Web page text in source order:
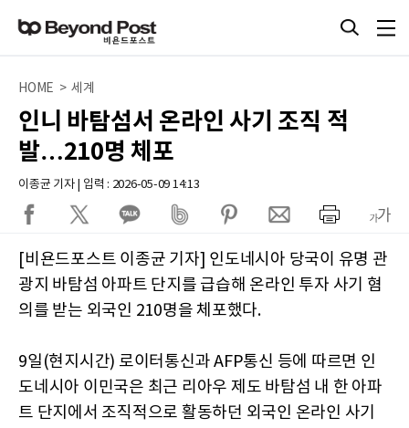
HOME > 세계
인니 바탐섬서 온라인 사기 조직 적
발…210명 체포
이종균 기자 | 입력 : 2026-05-09 14:13
[비욘드포스트 이종균 기자] 인도네시아 당국이 유명 관
광지 바탐섬 아파트 단지를 급습해 온라인 투자 사기 혐
의를 받는 외국인 210명을 체포했다.
9일(현지시간) 로이터통신과 AFP통신 등에 따르면 인
도네시아 이민국은 최근 리아우 제도 바탐섬 내 한 아파
트 단지에서 조직적으로 활동하던 외국인 온라인 사기